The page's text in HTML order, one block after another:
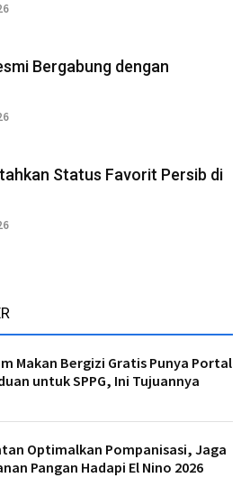
Bergabung dengan
Status Favorit Persib di
Makan Bergizi Gratis Punya Portal
untuk SPPG, Ini Tujuannya
Optimalkan Pompanisasi, Jaga
Pangan Hadapi El Nino 2026